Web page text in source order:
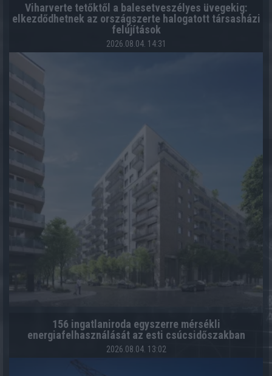
Viharverte tetőktől a balesetveszélyes üvegekig:
elkezdődhetnek az országszerte halogatott társasházi
felújítások
2026.08.04. 14:31
156 ingatlaniroda egyszerre mérsékli
energiafelhasználását az esti csúcsidőszakban
2026.08.04. 13:02